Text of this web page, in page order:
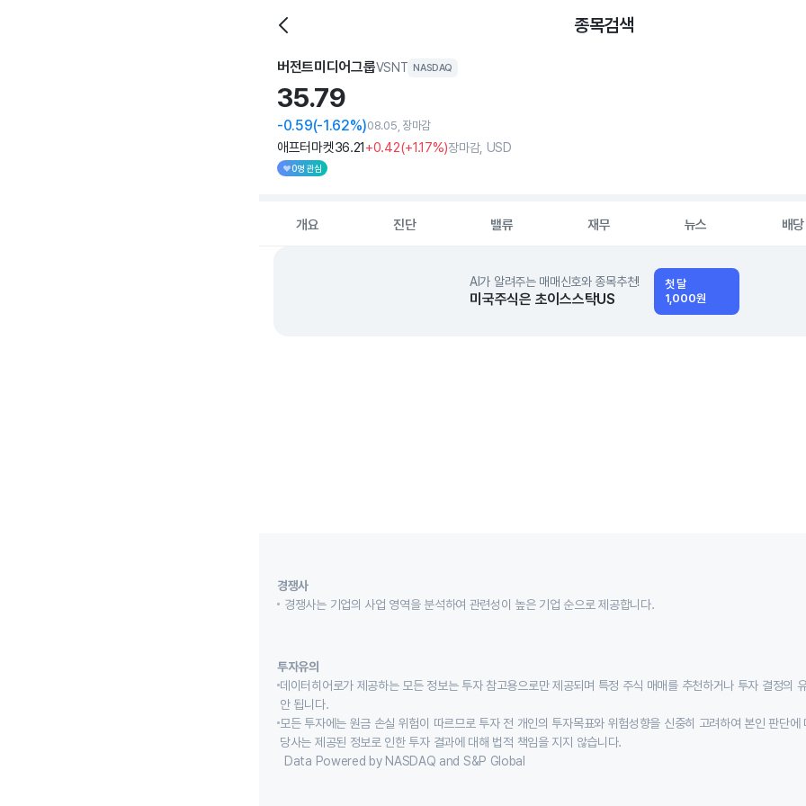
종목검색
버전트미디어그룹VSNT NASDAQ
35.79
-0.59(-1.62%)08.05, 장마감
애프터마켓36.21+0.42(+1.17%)장마감, USD
0명 관심
개요 진단 밸류 재무 뉴스 배당
AI가 알려주는 매매신호와 종목추천!
미국주식은 초이스스탁US
첫 달
1,000원
경쟁사
경쟁사는 기업의 사업 영역을 분석하여 관련성이 높은 기업 순으로 제공합니다.
투자유의
데이터히어로가 제공하는 모든 정보는 투자 참고용으로만 제공되며 특정 주식 매매를 추천하거나 투자 결정의
안 됩니다.
모든 투자에는 원금 손실 위험이 따르므로 투자 전 개인의 투자목표와 위험성향을 신중히 고려하여 본인 판단에
당사는 제공된 정보로 인한 투자 결과에 대해 법적 책임을 지지 않습니다.
Data Powered by NASDAQ and S&P Global